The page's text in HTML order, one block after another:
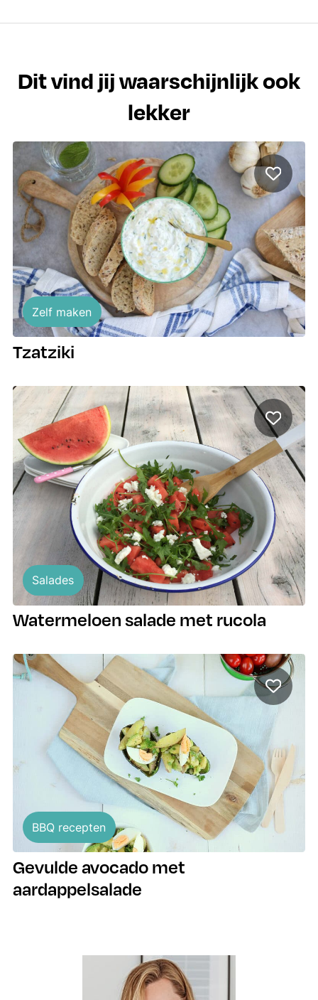
Dit vind jij waarschijnlijk ook
lekker
Zelf maken
Tzatziki
Salades
Watermeloen salade met rucola
BBQ recepten
Gevulde avocado met
aardappelsalade